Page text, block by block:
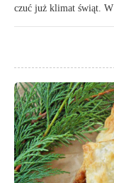
czuć już klimat świąt. W